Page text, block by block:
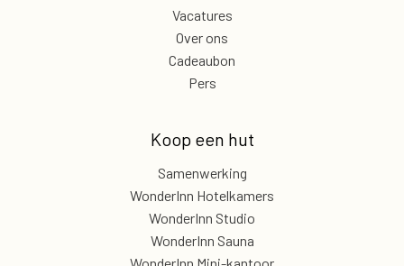
Vacatures
Over ons
Cadeaubon
Pers
Koop een hut
Samenwerking
WonderInn Hotelkamers
WonderInn Studio
WonderInn Sauna